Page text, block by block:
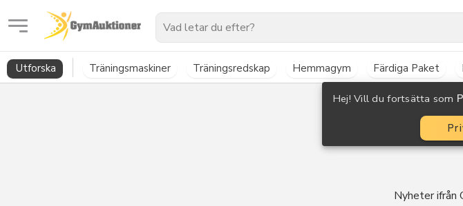
GymAuktioner
Hej! Vill du fortsätta som
Utforska Träningsmaskiner Träningsredskap Hemmagym Färdiga Paket
Nyheter ifrån